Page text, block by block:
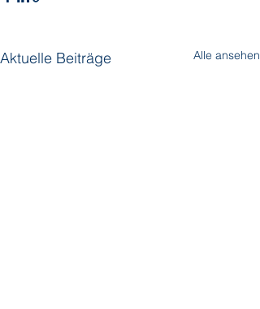
Aktuelle Beiträge Alle ansehen